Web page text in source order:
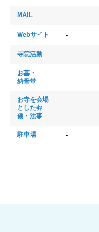
MAIL -
Webサイト -
寺院活動 -
お墓・
納骨堂
-
お寺を会場
とした葬
儀・法事
-
駐車場 -